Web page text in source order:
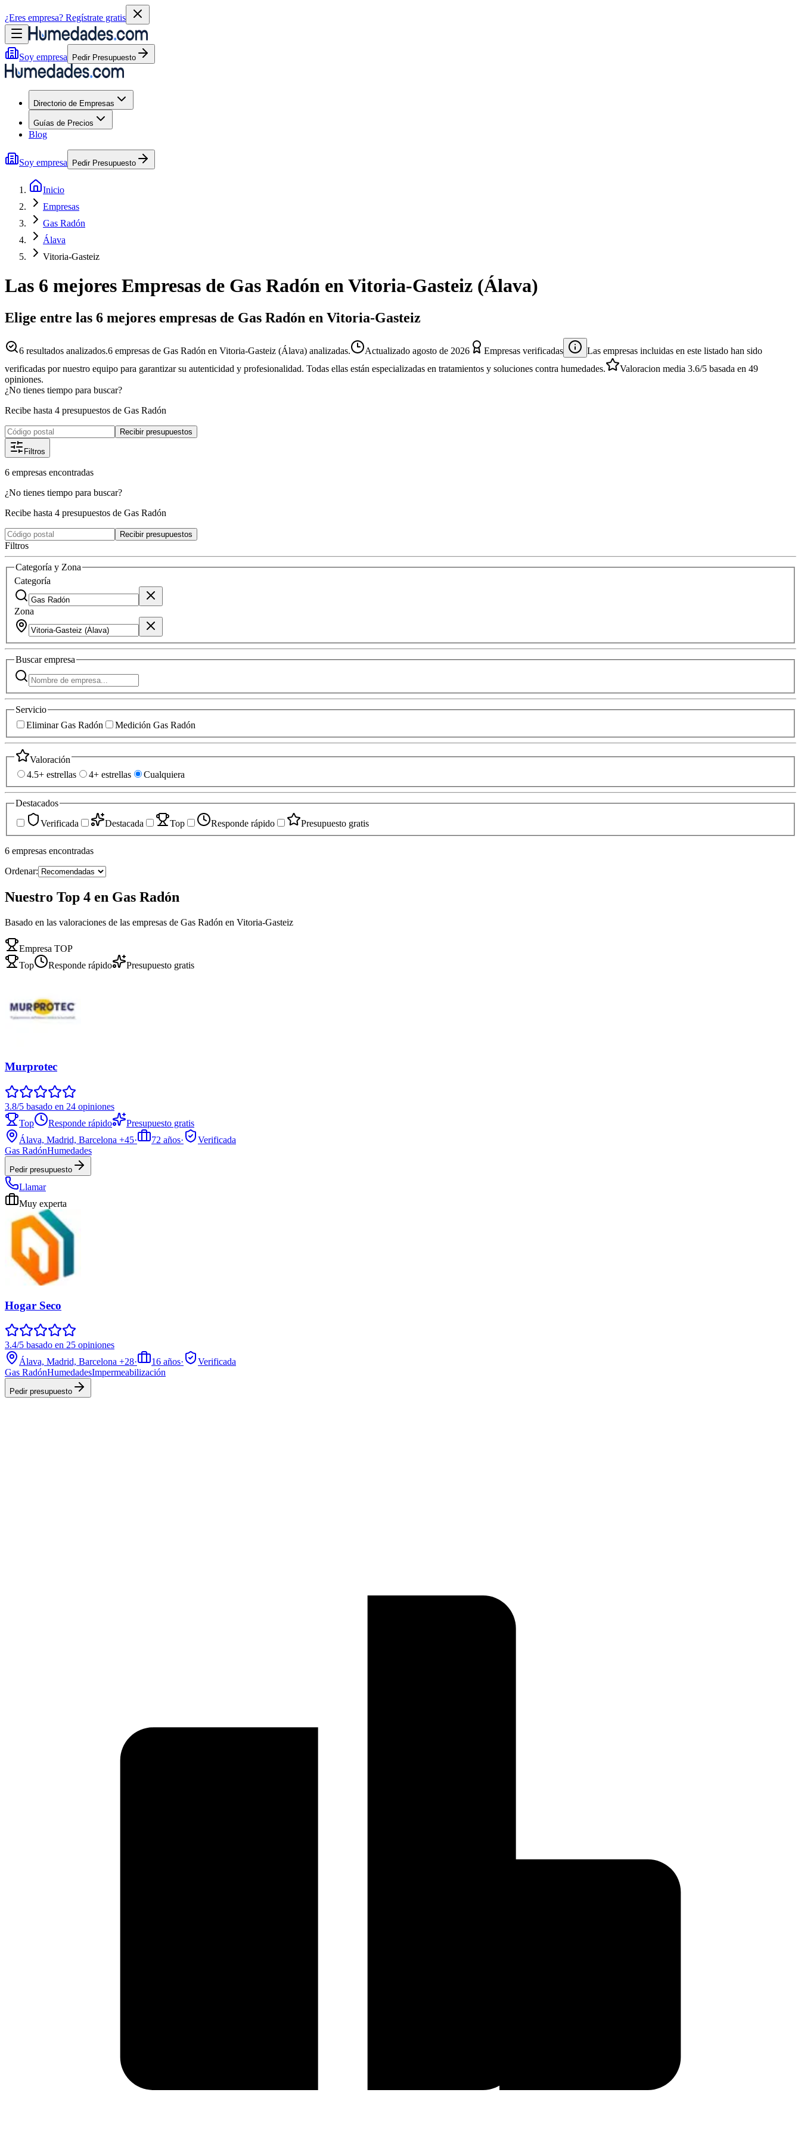
¿Eres empresa? Regístrate gratis
Soy empresa Pedir Presupuesto
Directorio de Empresas
Guías de Precios
Blog
Soy empresa Pedir Presupuesto
Inicio
Empresas
Gas Radón
Álava
Vitoria-Gasteiz
Las 6 mejores Empresas de Gas Radón enVitoria-Gasteiz (Álava)
Elige entre las 6 mejores empresas de Gas Radón en Vitoria-Gasteiz
6 resultados analizados.6 empresas de Gas Radón en Vitoria-Gasteiz (Álava) analizadas. Actualizado agosto de 2026 Empresas verificadas
Las empresas incluidas en este listado han sido
verificadas por nuestro equipo para garantizar su autenticidad y profesionalidad. Todas ellas están especializadas en tratamientos y soluciones contra humedades.
Valoracion media 3.6/5 basada en 49
opiniones.
¿No tienes tiempo para buscar?
Recibe hasta 4 presupuestos de Gas Radón
Recibir presupuestos
Filtros
6 empresas encontradas
¿No tienes tiempo para buscar?
Recibe hasta 4 presupuestos de Gas Radón
Recibir presupuestos
Filtros
Categoría y Zona
Categoría
Zona
Buscarempresa
Servicio
Eliminar Gas Radón
Medición Gas Radón
Valoración
4.5+ estrellas
4+ estrellas Cualquiera
Destacados
Verificada
Destacada Top Responde rápido Presupuesto gratis
6 empresas encontradas
Ordenar:
Nuestro Top 4 en Gas Radón
Basado en las valoraciones de las empresas de Gas Radón en Vitoria-Gasteiz
Empresa TOP
Top
Responde rápido Presupuesto gratis
Murprotec
3.8/5 basado en 24 opiniones
Top
Responde rápido
Presupuesto gratis
Álava, Madrid, Barcelona +45· 72 años·
Verificada
Gas RadónHumedades
Pedir presupuesto
Llamar
Muy experta
Hogar Seco
3.4/5 basado en 25 opiniones
Álava, Madrid, Barcelona +28· 16 años·
Verificada
Gas RadónHumedadesImpermeabilización
Pedir presupuesto